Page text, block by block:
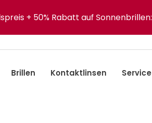
Brillen Kontaktlinsen Service
+ 50% Rabatt auf Sonnenbrillen: